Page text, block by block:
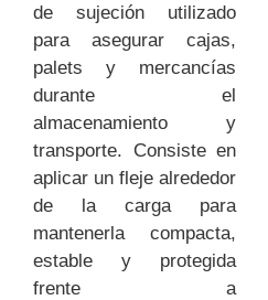
de sujeción utilizado
para asegurar cajas,
palets y mercancías
durante el
almacenamiento y
transporte. Consiste en
aplicar un fleje alrededor
de la carga para
mantenerla compacta,
estable y protegida
frente a